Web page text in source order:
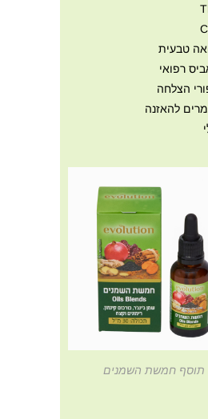
טבעית
רפואי
הצלחה
להאזנה
תוסף חמשת השמנים